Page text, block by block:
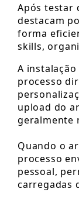
Após testar
destacam
forma
skills,
A
processo
upload do
geralmente
Quando o
processo
pessoal,
carregadas